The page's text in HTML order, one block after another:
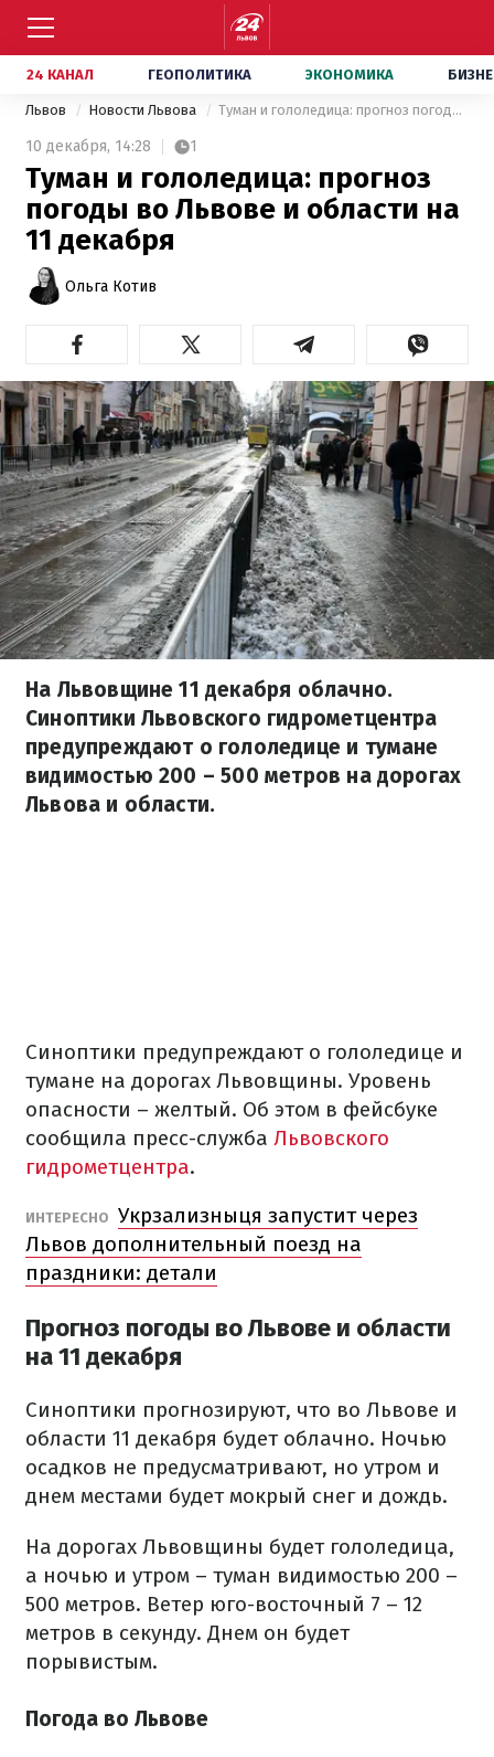
24 КАНАЛ ГЕОПОЛИТИКА ЭКОНОМИКА
Львов Новости Львова Туман и гололедица: прогноз погоды во Львове и области на 11 декабря
10 декабря, 14:28 1
Туман и гололедица: прогноз
погоды во Львове и области на
11 декабря
Ольга Котив
На Львовщине 11 декабря облачно.
Синоптики Львовского гидрометцентра
предупреждают о гололедице и тумане
видимостью 200 – 500 метров на дорогах
Львова и области.
Синоптики предупреждают о гололедице и
тумане на дорогах Львовщины. Уровень
опасности – желтый. Об этом в фейсбуке
сообщила пресс-служба Львовского
гидрометцентра.
ИНТЕРЕСНО Укрзализныця запустит через
Львов дополнительный поезд на
праздники: детали
Прогноз погоды во Львове и области
на 11 декабря
Синоптики прогнозируют, что во Львове и
области 11 декабря будет облачно. Ночью
осадков не предусматривают, но утром и
днем ​​местами будет мокрый снег и дождь.
На дорогах Львовщины будет гололедица,
а ночью и утром – туман видимостью 200 –
500 метров. Ветер юго-восточный 7 – 12
метров в секунду. Днем он будет
порывистым.
Погода во Львове